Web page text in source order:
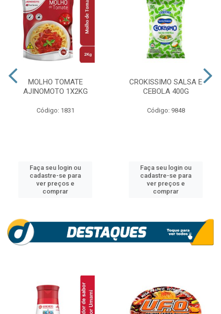
MOLHO TOMATE
AJINOMOTO 1X2KG
Código: 1831
Faça seu login ou
cadastre-se para
ver preços e
comprar
CROKISSIMO SALSA E
CEBOLA 400G
Código: 9848
Faça seu login ou
cadastre-se para
ver preços e
comprar